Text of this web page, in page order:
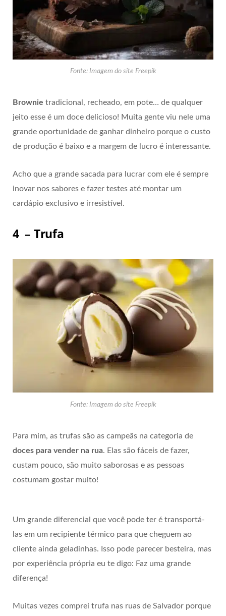
Fonte: Imagem do site Freepik
Brownie tradicional, recheado, em pote… de qualquer
jeito esse é um doce delicioso! Muita gente viu nele uma
grande oportunidade de ganhar dinheiro porque o custo
de produção é baixo e a margem de lucro é interessante.
Acho que a grande sacada para lucrar com ele é sempre
inovar nos sabores e fazer testes até montar um
cardápio exclusivo e irresistível.
4 – Trufa
Fonte: Imagem do site Freepik
Para mim, as trufas são as campeãs na categoria de
doces para vender na rua. Elas são fáceis de fazer,
custam pouco, são muito saborosas e as pessoas
costumam gostar muito!
Um grande diferencial que você pode ter é transportá-
las em um recipiente térmico para que cheguem ao
cliente ainda geladinhas. Isso pode parecer besteira, mas
por experiência própria eu te digo: Faz uma grande
diferença!
Muitas vezes comprei trufa nas ruas de Salvador porque